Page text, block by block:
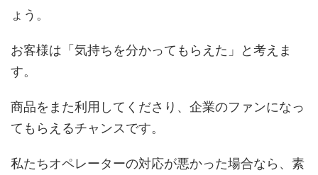
ょう。
お客様は「気持ちを分かってもらえた」と考えま
す。
商品をまた利用してくださり、企業のファンになっ
てもらえるチャンスです。
私たちオペレーターの対応が悪かった場合なら、素